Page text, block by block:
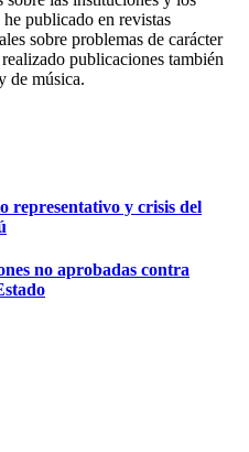
publicado en revistas
sobre problemas de carácter
publicaciones también
de música.
representativo y crisis del
no aprobadas contra